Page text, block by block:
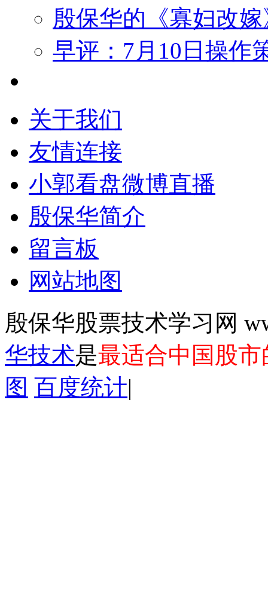
殷保华的《寡妇改
早评：7月10日操作
关于我们
友情连接
小郭看盘微博直播
殷保华简介
留言板
网站地图
殷保华股票技术学习网
华技术是最适合中国股
图 百度统计|